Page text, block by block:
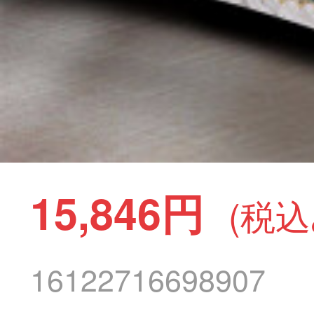
15,846円 (税
16122716698907